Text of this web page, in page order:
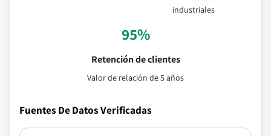
industriales
95%
Retención de clientes
Valor de relación de 5 años
Fuentes De Datos Verificadas